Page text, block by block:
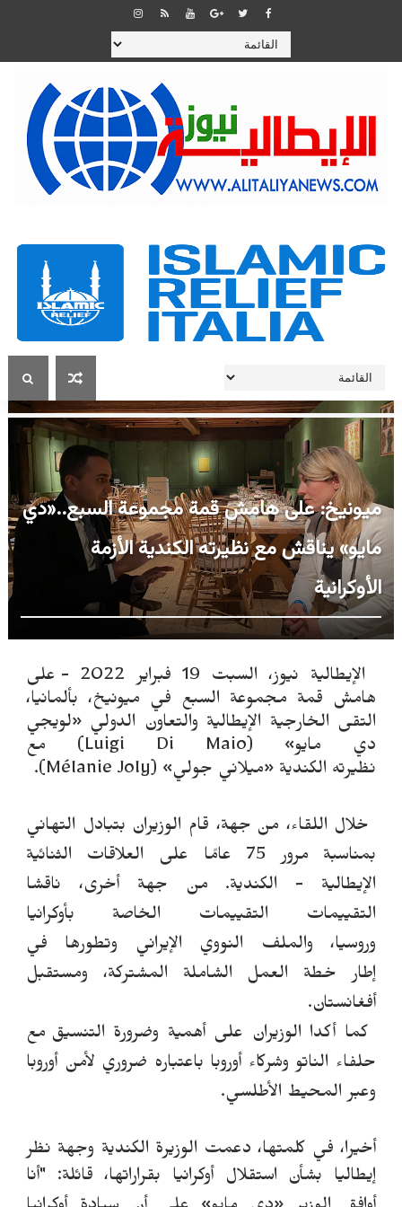
ميونيخ: على هامش قمة مجموعة السبع..«دي
مايو» يناقش مع نظيرته الكندية الأزمة
الأوكرانية
الإيطالية نيوز، السبت 19 فبراير 2022 -
على
هامش قمة مجموعة السبع في ميونيخ، بألمانيا،
التقى الخارجية الإيطالية والتعاون الدولي«لويجي
دي مايو» (Luigi Di Maio)
مع
نظيرته الكندية «ميلاني جولي» (
Mélanie Joly
)
.
خلال اللقاء، من جهة، قام الوزيران بتبادل التهاني
بمناسبة مرور 75 عامًا على العلاقات الثنائية
الإيطالية - الكندية. من جهة أخرى، ناقشا
التقييمات التقييمات الخاصة بأوكرانيا
وروسيا،والملف النووي الإيراني وتطورها في
إطار خطة العمل الشاملة المشتركة، ومستقبل
أفغانستان.
كما أكدا الوزيران على أهمية وضرورة التنسيق مع
حلفاء الناتو وشركاء أوروبا باعتباره ضروري لأمن أوروبا
وعبر المحيط الأطلسي.
أخيرا، في كلمتها، دعمت الوزيرة الكندية وجهة نظر
إيطاليا بشأن استقلال أوكرانيا بقراراتها، قائلة: "أنا